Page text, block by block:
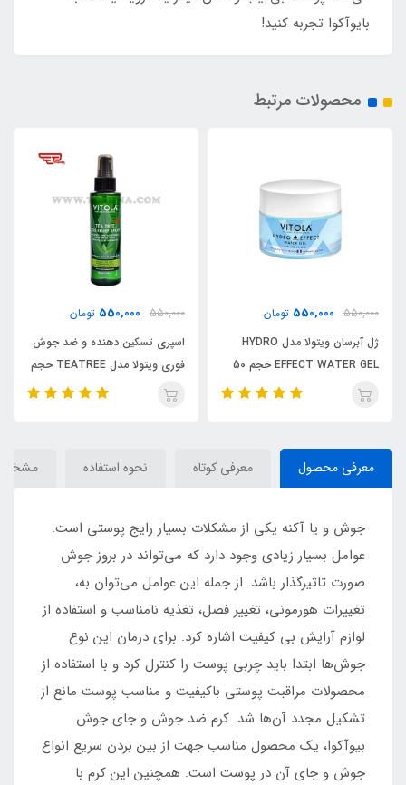
بایوآکوا تجربه کنید!
محصولات مرتبط
550,000
550,000 تومان
ژل آبرسان ویتولا مدل HYDRO
EFFECT WATER GEL حجم 50
میلی لیتر / VITOLA
550,000
550,000 تومان
اسپری تسکین دهنده و ضد جوش
فوری ویتولا مدل TEATREE حجم
125 میلی لیتر / VITOLA
معرفی محصول معرفی کوتاه نحوه استفاده
جوش و یا آکنه یکی از مشکلات بسیار رایج پوستی است.
عوامل بسیار زیادی وجود دارد که می‌تواند در بروز جوش
صورت تاثیرگذار باشد. از جمله این عوامل می‌توان به،
تغییرات هورمونی، تغییر فصل، تغذیه نامناسب و استفاده از
لوازم آرایش بی کیفیت اشاره کرد. برای درمان این نوع
جوش‌ها ابتدا باید چربی پوست را کنترل کرد و با استفاده از
محصولات مراقبت پوستی باکیفیت و مناسب پوست مانع از
تشکیل مجدد آن‌ها شد. کرم ضد جوش و جای جوش
بیوآکوا، یک محصول مناسب جهت از بین بردن سریع انواع
جوش و جای آن در پوست است. همچنین این کرم با